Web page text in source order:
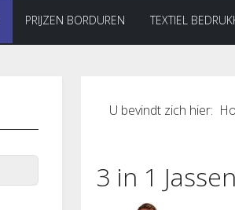
PRIJZEN BORDUREN TEXTIEL
U bevindt zich hier:
3 in 1